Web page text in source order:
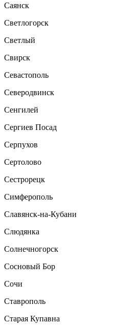
Саянск
Светлогорск
Светлый
Свирск
Севастополь
Северодвинск
Сенгилей
Сергиев Посад
Серпухов
Сертолово
Сестрорецк
Симферополь
Славянск-на-Кубани
Слюдянка
Солнечногорск
Сосновый Бор
Сочи
Ставрополь
Старая Купавна